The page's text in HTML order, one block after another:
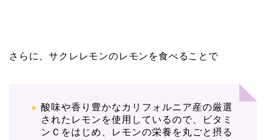
さらに、サクレレモンのレモンを食べることで
酸味や香り豊かなカリフォルニア産の厳選
されたレモンを使用しているので、ビタミ
ンＣをはじめ、レモンの栄養を丸ごと摂る